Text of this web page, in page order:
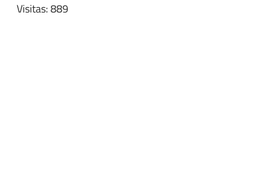
Visitas: 889